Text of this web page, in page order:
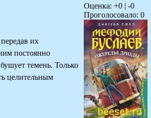
их
постоянно
темень. Только
целительным
Оценка: +0 | -0
Проголосовало: 0